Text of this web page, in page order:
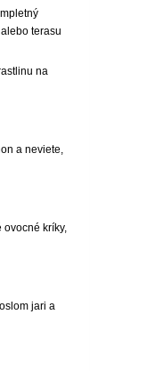
terasu
na
a neviete,
ovocné kríky,
jari a